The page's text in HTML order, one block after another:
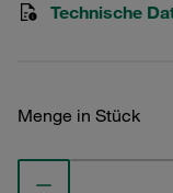
Technische
Menge in Stück